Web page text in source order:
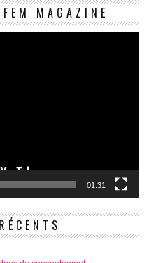
MAGAZINE
01:31